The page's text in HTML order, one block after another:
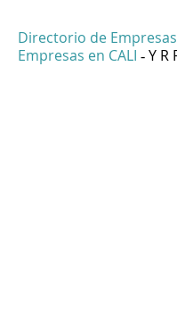
Directorio de Empresas
Empresas en CALI - Y R